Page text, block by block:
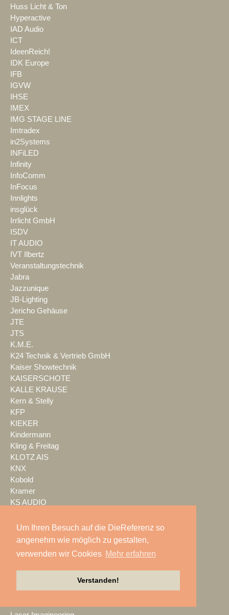
Um Ihren Besuch auf die DieReferenz so
angenehm wie möglich zu gestalten,
verwenden wir Cookies Mehr erfahren
Verstanden!
Huss Licht & Ton
Hyperactive
IAD Audio
ICT
IdeenReich!
IDK Europe
IFB
IGVW
IHSE
IMEX
IMG STAGE LINE
Imtradex
in2Systems
INFiLED
Infinity
InfoComm
InFocus
Innlights
insglück
Irrlicht GmbH
ISDV
IT AUDIO
IVT Ilbertz
Veranstaltungstechnik
Jabra
Jazzunique
JB-Lighting
Jericho Gehäuse
JTE
JTS
K.M.E.
K24 Technik & Vertrieb GmbH
Kaiser Showtechnik
KAISERSCHOTE
KALLE KRAUSE
Kern & Stelly
KFP
KIEKER
Kindermann
Kling & Freitag
KLOTZ AIS
KNX
Kobold
Kramer
KS AUDIO
Kuehl Beschallung
L-Acoustics
Laauser & Vohl
LANG